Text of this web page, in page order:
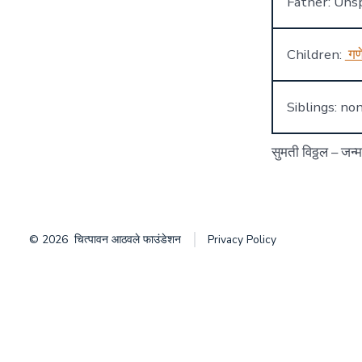
Children:
Siblings:
सुमती विठ्ठल –
© 2026 चित्पावन आठवले फाउंडेशन Privacy Policy